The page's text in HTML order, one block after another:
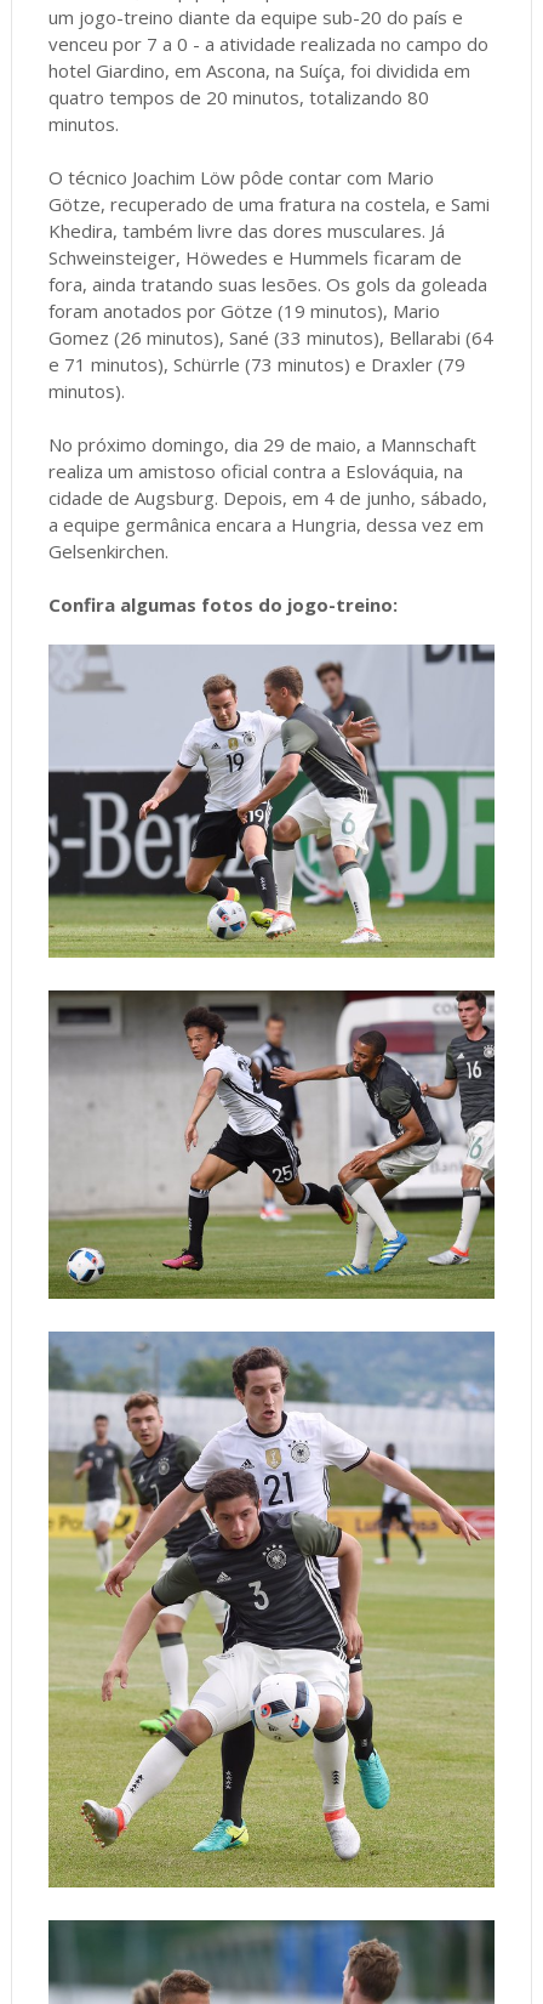
um jogo-treino diante da equipe sub-20 do país e
venceu por 7 a 0 - a atividade realizada no campo do
hotel Giardino, em Ascona, na Suíça, foi dividida em
quatro tempos de 20 minutos, totalizando 80
minutos.
O técnico Joachim Löw pôde contar com Mario
Götze, recuperado de uma fratura na costela, e Sami
Khedira, também livre das dores musculares. Já
Schweinsteiger, Höwedes e Hummels ficaram de
fora, ainda tratando suas lesões. Os gols da goleada
foram anotados por Götze (19 minutos), Mario
Gomez (26 minutos), Sané (33 minutos), Bellarabi (64
e 71 minutos), Schürrle (73 minutos) e Draxler (79
minutos).
No próximo domingo, dia 29 de maio, a Mannschaft
realiza um amistoso oficial contra a Eslováquia, na
cidade de Augsburg. Depois, em 4 de junho, sábado,
a equipe germânica encara a Hungria, dessa vez em
Gelsenkirchen.
Confira algumas fotos do jogo-treino: